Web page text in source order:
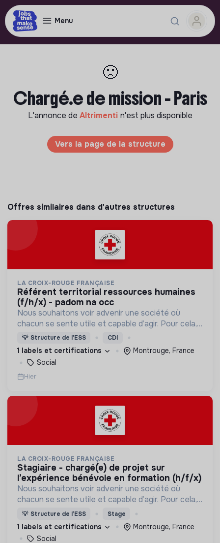
Menu
🙁
Chargé.e de mission - Paris
L'annonce de Altrimenti n'est plus disponible
Vers la page de la structure
Offres similaires dans d'autres structures
LA CROIX-ROUGE FRANÇAISE
référent territorial ressources humaines
(f/h/x) - padom na occ
Nous souhaitons voir advenir une société où
chacun se sente utile et capable d’agir. Pour cela,
nous proposons des moyens et des lieux
d’engagement innovants et adaptés à tous.
💡 Structure de l’ESS CDI
1 labels et certifications
Montrouge, France
Social
Hier
LA CROIX-ROUGE FRANÇAISE
stagiaire - chargé(e) de projet sur
l’expérience bénévole en formation (h/f/x)
Nous souhaitons voir advenir une société où
chacun se sente utile et capable d’agir. Pour cela,
nous proposons des moyens et des lieux
d’engagement innovants et adaptés à tous.
💡 Structure de l’ESS Stage
1 labels et certifications
Montrouge, France
Social